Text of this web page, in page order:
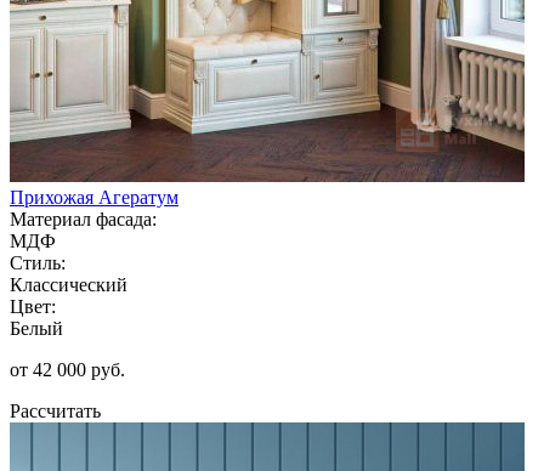
Прихожая Агератум
Материал фасада:
МДФ
Стиль:
Классический
Цвет:
Белый
от 42 000 руб.
Рассчитать